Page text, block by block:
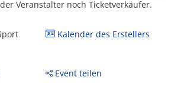
Veranstalter noch Ticketverkäufer.
Kalender des Erstellers
Event teilen